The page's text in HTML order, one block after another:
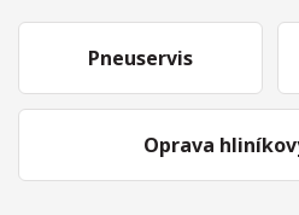
Pneuservis
Oprava